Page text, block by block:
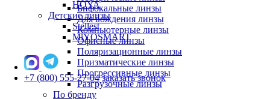
Бифокальные линзы
Для вождения линзы
Компьютерные линзы
Офисные линзы
Поляризационные линзы
Призматические линзы
Прогрессивные линзы
Разгрузочные линзы
По бренду
HOYA
Детские линзы
Stellest
MiYOSMART
+7 (800) 555-27-04 заказать звонок